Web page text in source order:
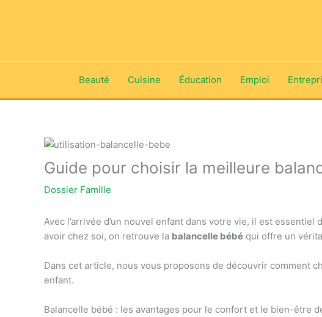
Beauté Cuisine Éducation Emploi
Guide pour choisir la meilleure
Dossier Famille
Avec l’arrivée d’un nouvel enfant dans votre vie, il est essentiel
avoir chez soi, on retrouve la balancelle bébé qui offre un
Dans cet article, nous vous proposons de découvrir comment
enfant.
Balancelle bébé : les avantages pour le confort et le bien-être